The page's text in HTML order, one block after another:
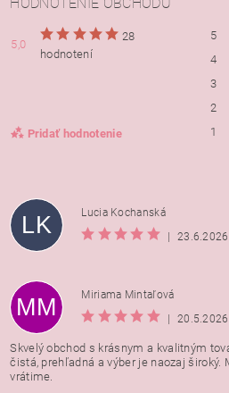
5,0
28
hodnotení
Pridať hodnotenie
5
4
3
2
1
LK
Lucia Kochanská
|
23.6.2026
MM
Miriama Mintaľová
|
20.5.2026
Skvelý obchod s krásnym a kvalitným
čistá, prehľadná a výber je naozaj široký.
vrátime.